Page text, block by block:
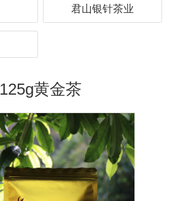
君山银针茶业
125g黄金茶